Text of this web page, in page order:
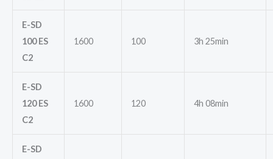
E-SD
100 ES
C2
1600 100 3h 25min
E-SD
120 ES
C2
1600 120 4h 08min
E-SD